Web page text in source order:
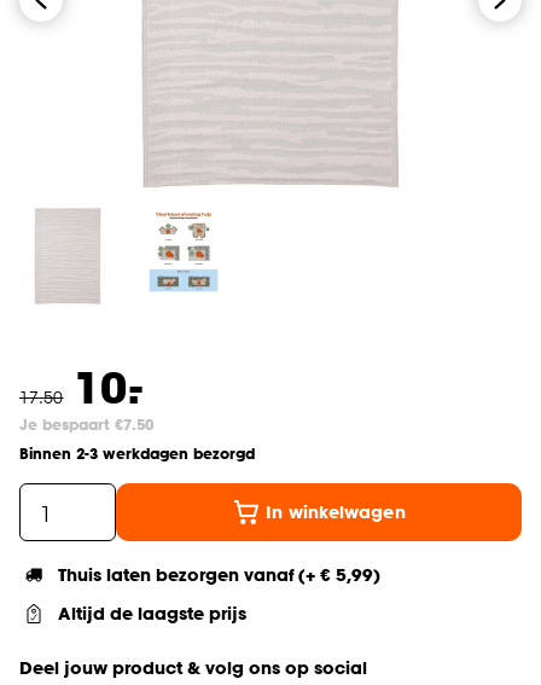
17.50 10.
-
Je bespaart €7.50
Binnen 2-3 werkdagen bezorgd
In winkelwagen
Thuis laten bezorgen vanaf (+ € 5,99)
Altijd de laagste prijs
Deel jouw product & volg ons op social